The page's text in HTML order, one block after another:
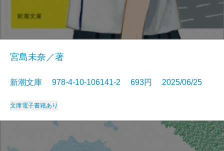
宮島未奈／著
新潮文庫 978-4-10-106141-2 693円 2025/06/25
文庫電子書籍あり